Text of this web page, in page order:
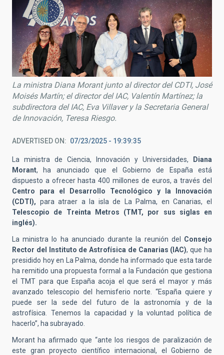
La ministra Diana Morant junto al director del CDTI, José
Moisés Martín; el director del IAC, Valentín Martínez; la
subdirectora del IAC, Eva Villaver y la Secretaria General
de Innovación, Teresa Riesgo.
ADVERTISED ON 07/23/2025 - 19:39:35
La ministra de Ciencia, Innovación y Universidades, Diana
Morant, ha anunciado que el Gobierno de España está
dispuesto a ofrecer hasta 400 millones de euros, a través del
Centro para el Desarrollo Tecnológico y la Innovación
(CDTI), para atraer a la isla de La Palma, en Canarias, el
Telescopio de Treinta Metros (TMT, por sus siglas en
inglés).
La ministra lo ha anunciado durante la reunión del Consejo
Rector del Instituto de Astrofísica de Canarias (IAC), que ha
presidido hoy en La Palma, donde ha informado que esta tarde
ha remitido una propuesta formal a la Fundación que gestiona
el TMT para que España acoja el que será el mayor y más
avanzado telescopio del hemisferio norte. “España quiere y
puede ser la sede del futuro de la astronomía y de la
astrofísica. Tenemos la capacidad y la voluntad política de
hacerlo”, ha subrayado.
Morant ha afirmado que “ante los riesgos de paralización de
este gran proyecto científico internacional, el Gobierno de